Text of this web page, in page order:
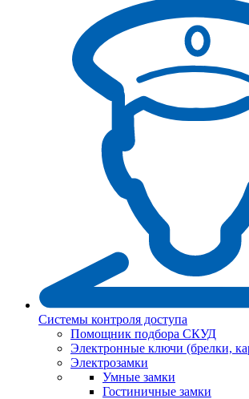
Системы контроля доступа
Помощник подбора СКУД
Электронные ключи (брелки,
Электрозамки
Умные замки
Гостиничные замки